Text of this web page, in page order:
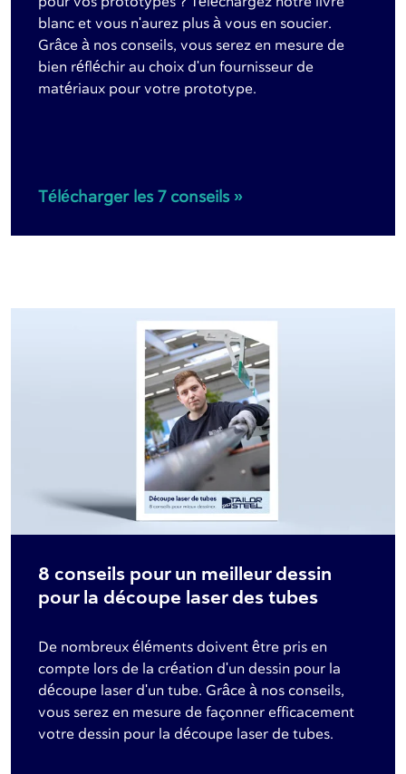
blanc et vous n'aurez plus à vous en soucier.
Grâce à nos conseils, vous serez en mesure de
bien réfléchir au choix d'un fournisseur de
matériaux pour votre prototype.
Télécharger les 7 conseils »
8 conseils pour un meilleur dessin
pour la découpe laser des tubes
De nombreux éléments doivent être pris en
compte lors de la création d'un dessin pour la
découpe laser d'un tube. Grâce à nos conseils,
vous serez en mesure de façonner efficacement
votre dessin pour la découpe laser de tubes.